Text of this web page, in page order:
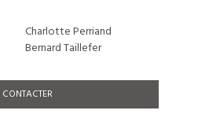
Charlotte Perriand
Bernard Taillefer